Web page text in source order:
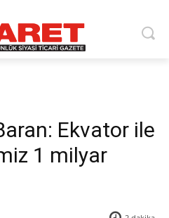
Ekvator ile
1 milyar